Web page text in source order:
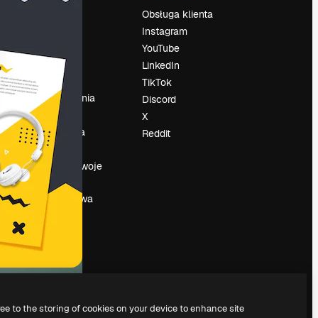
Trendy
wyszukiwania
Blog
Wydarzenia
Slidesgo
Sprzedaj swoje
treści
Sala prasowa
Szukasz
magnific.ai
Obsługa klienta
Instagram
YouTube
LinkedIn
TikTok
Discord
X
Reddit
to the storing of cookies on your device to enhance site